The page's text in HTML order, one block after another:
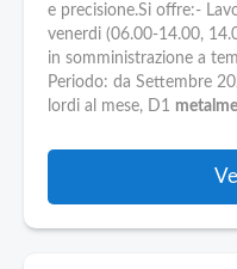
e precisione.Si offre:-
venerdi (06.00-14.00,
in somministrazione a
Periodo: da Settembre
lordi al mese, D1